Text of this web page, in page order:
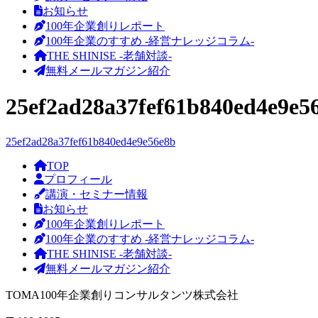
お知らせ
100年企業創りレポート
100年企業のすすめ -経営ナレッジコラム-
THE SHINISE -老舗対談-
無料メールマガジン紹介
25ef2ad28a37fef61b840ed4e9e56e8b
TOP
プロフィール
講演・セミナー情報
お知らせ
100年企業創りレポート
100年企業のすすめ -経営ナレッジコラム-
THE SHINISE -老舗対談-
無料メールマガジン紹介
TOMA100年企業創りコンサルタンツ株式会社